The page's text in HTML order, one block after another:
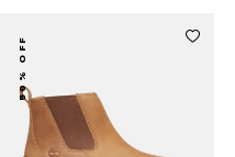
50% OFF